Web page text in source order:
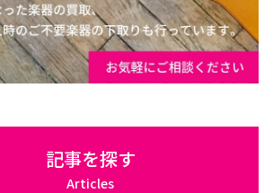
記事を探す
Articles